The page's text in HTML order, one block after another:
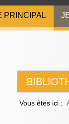
PRINCIPAL
Vous êtes ici :